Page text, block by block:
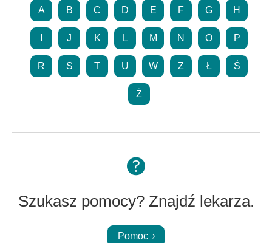
A B C D E F G H
J K L M N O P
R S T U W Z Ł Ś
Ż
Szukasz pomocy? Znajdź lekarza.
Pomoc